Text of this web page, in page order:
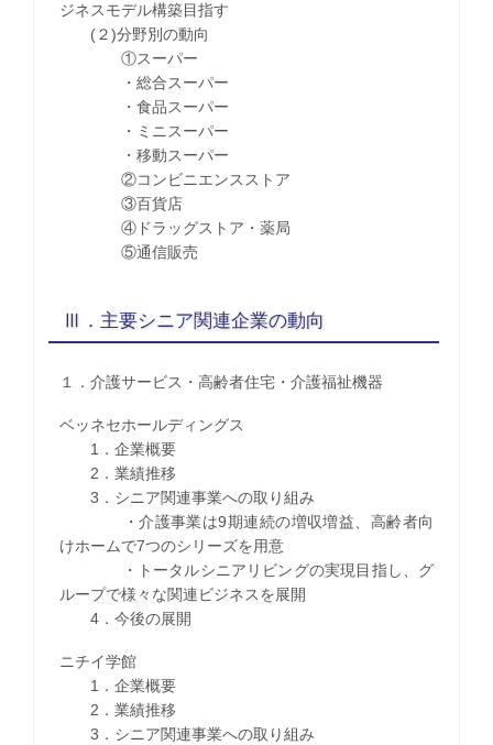
ジネスモデル構築目指す
(２)分野別の動向
①スーパー
・総合スーパー
・食品スーパー
・ミニスーパー
・移動スーパー
②コンビニエンスストア
③百貨店
④ドラッグストア・薬局
⑤通信販売
Ⅲ．主要シニア関連企業の動向
１．介護サービス・高齢者住宅・介護福祉機器
ベッネセホールディングス
1．企業概要
2．業績推移
3．シニア関連事業への取り組み
・介護事業は9期連続の増収増益、高齢者向
けホームで7つのシリーズを用意
・トータルシニアリビングの実現目指し、グ
ループで様々な関連ビジネスを展開
4．今後の展開
ニチイ学館
1．企業概要
2．業績推移
3．シニア関連事業への取り組み